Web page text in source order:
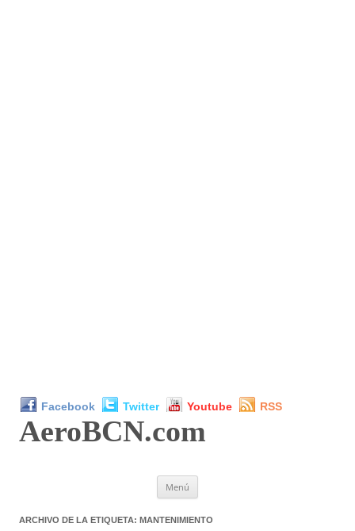
Facebook Twitter Youtube RSS
AeroBCN.com
Menú
ARCHIVO DE LA ETIQUETA: MANTENIMIENTO